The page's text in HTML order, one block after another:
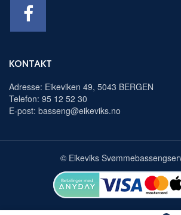
KONTAKT
Adresse: Eikeviken 49, 5043 BERGEN
Telefon: 95 12 52 30
E-post: basseng@eikeviks.no
© Eikeviks